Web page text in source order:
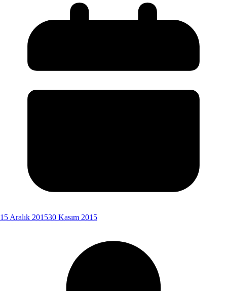
15 Aralık 201530 Kasım 2015